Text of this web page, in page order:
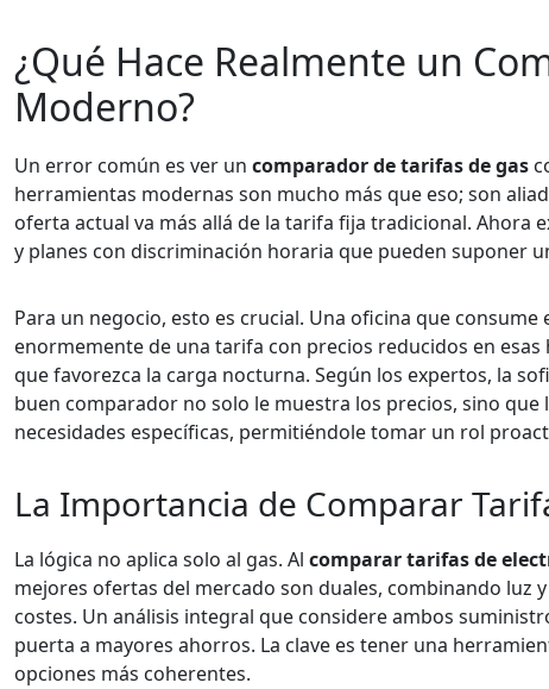
¿Qué Hace Realmente un
Moderno?
Un error común es ver un comparador de tarifas de gas
herramientas modernas son mucho más que eso; son
oferta actual va más allá de la tarifa fija tradicional. Ahora
y planes con discriminación horaria que pueden suponer
Para un negocio, esto es crucial. Una oficina que
enormemente de una tarifa con precios reducidos en
que favorezca la carga nocturna. Según los expertos, la
buen comparador no solo le muestra los precios, sino
necesidades específicas, permitiéndole tomar un rol
La Importancia de Comparar
La lógica no aplica solo al gas. Al comparar tarifas de
mejores ofertas del mercado son duales, combinando
costes. Un análisis integral que considere ambos
puerta a mayores ahorros. La clave es tener una
opciones más coherentes.